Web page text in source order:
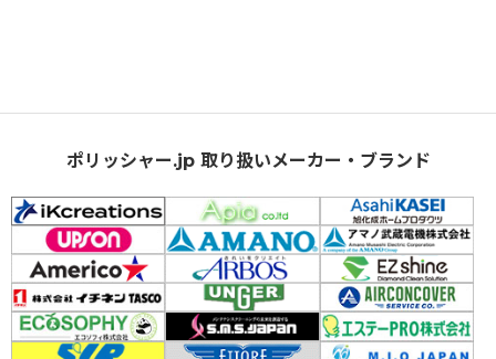
ポリッシャー.jp 取り扱いメーカー・ブランド